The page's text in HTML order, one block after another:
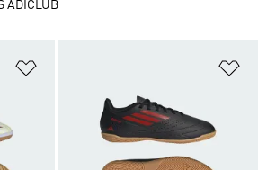
ADICLUB